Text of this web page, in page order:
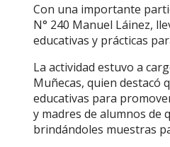
Con una importante
N° 240 Manuel Láinez,
educativas y prácticas
La actividad estuvo a
Muñecas, quien destacó
educativas para
y madres de alumnos de
brindándoles muestras